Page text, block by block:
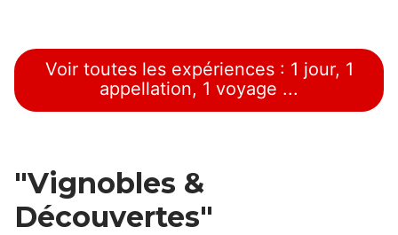
Voir toutes les expériences : 1 jour, 1
appellation, 1 voyage ...
"Vignobles &
Découvertes"